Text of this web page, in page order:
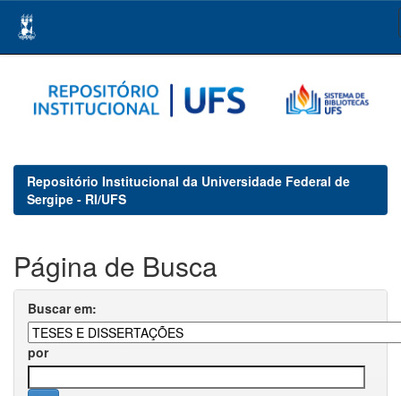
navigation
Repositório Institucional da Universidade Federal de
Sergipe - RI/UFS
Página de Busca
Buscar em:
por